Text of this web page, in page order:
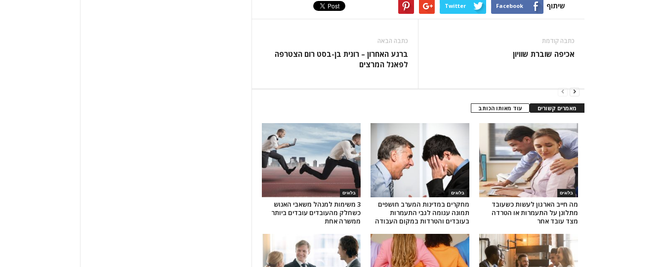
שיתוף Facebook
Twitter
כתבה קודמת
אכיפה שוברת שוויון
כתבה הבאה
ברגע האחרון – רונית בן-בסט רום הצטרפה
לפאנל המרצים
מאמרים קשורים עוד מאותו הכותב
בלוגים
3 משימות למנהל משאבי האנוש
כשחלק מהעובדים עובדים ביותר
ממשרה אחת
בלוגים
מחקרים במדינות המערב חושפים
תמונה עגומה לגבי התעמרות
בעובדים והטרדות במקום העבודה
בלוגים
מה חייב הארגון לעשות כשעובד
מתלונן על התעמרות או הטרדה
מצד עובד אחר